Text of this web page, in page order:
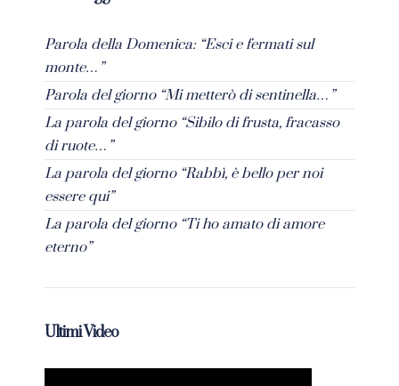
Parola della Domenica: “Esci e fermati sul
monte…”
Parola del giorno “Mi metterò di sentinella…”
La parola del giorno “Sibilo di frusta, fracasso
di ruote…”
La parola del giorno “Rabbì, è bello per noi
essere qui”
La parola del giorno “Ti ho amato di amore
eterno”
Ultimi Video